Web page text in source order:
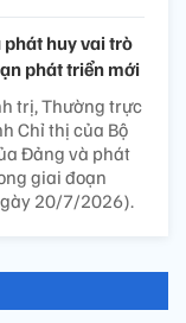
huy vai trò
phát triển mới
trị, Thường trực
Chỉ thị của Bộ
Đảng và phát
giai đoạn
20/7/2026).